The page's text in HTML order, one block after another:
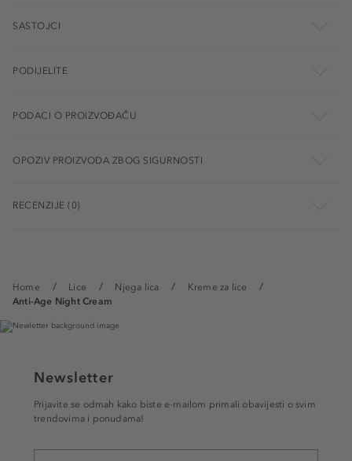
Home Lice Njega lica
Kreme za lice
Anti-Age Night Cream
SASTOJCI
PODIJELITE
PODACI O PROIZVOĐAČU
OPOZIV PROIZVODA ZBOG SIGURNOSTI
RECENZIJE (0)
Newsletter
Prijavite se odmah kako biste e-mailom primali obavijesti o svim
trendovima i ponudama!